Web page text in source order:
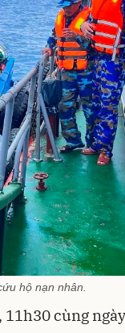
hộ nạn nhân.
cùng